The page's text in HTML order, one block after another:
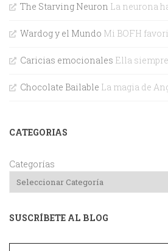
The Starving Neuron La neurona
Wardog y el Mundo Mi BOFH
Caricias emocionales Ella
Chocolate Bailable La magia de
CATEGORIAS
Categorías
SUSCRÍBETE AL BLOG
Dirección de correo electrónico